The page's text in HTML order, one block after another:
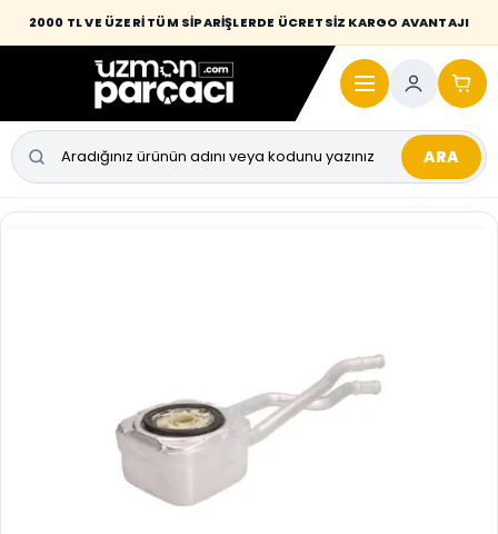
2000 TL VE ÜZERİ TÜM SİPARİŞLERDE ÜCRETSİZ KARGO AVANTAJI
Desi / hacim sınırını aşan kaporta parçalarında taşıma bedeli alıcıya
yansıtılmaktadır.
ARA